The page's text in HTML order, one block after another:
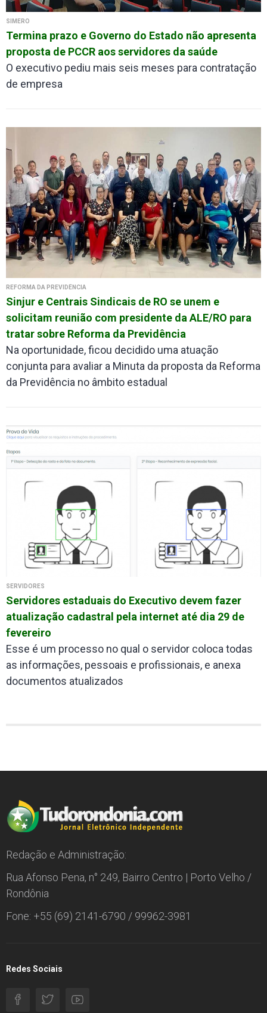
SIMERO
Termina prazo e Governo do Estado não apresenta
proposta de PCCR aos servidores da saúde
​​​​​​​O executivo pediu mais seis meses para contratação
de empresa
REFORMA DA PREVIDÊNCIA
Sinjur e Centrais Sindicais de RO se unem e
solicitam reunião com presidente da ALE/RO para
tratar sobre Reforma da Previdência
Na oportunidade, ficou decidido uma atuação
conjunta para avaliar a Minuta da proposta da Reforma
da Previdência no âmbito estadual
SERVIDORES
Servidores estaduais do Executivo devem fazer
atualização cadastral pela internet até dia 29 de
fevereiro
Esse é um processo no qual o servidor coloca todas
as informações, pessoais e profissionais, e anexa
documentos atualizados
Redação e Administração:
Rua Afonso Pena, n° 249, Bairro Centro | Porto Velho /
Rondônia
Fone: +55 (69) 2141-6790 / 99962-3981
Redes Sociais